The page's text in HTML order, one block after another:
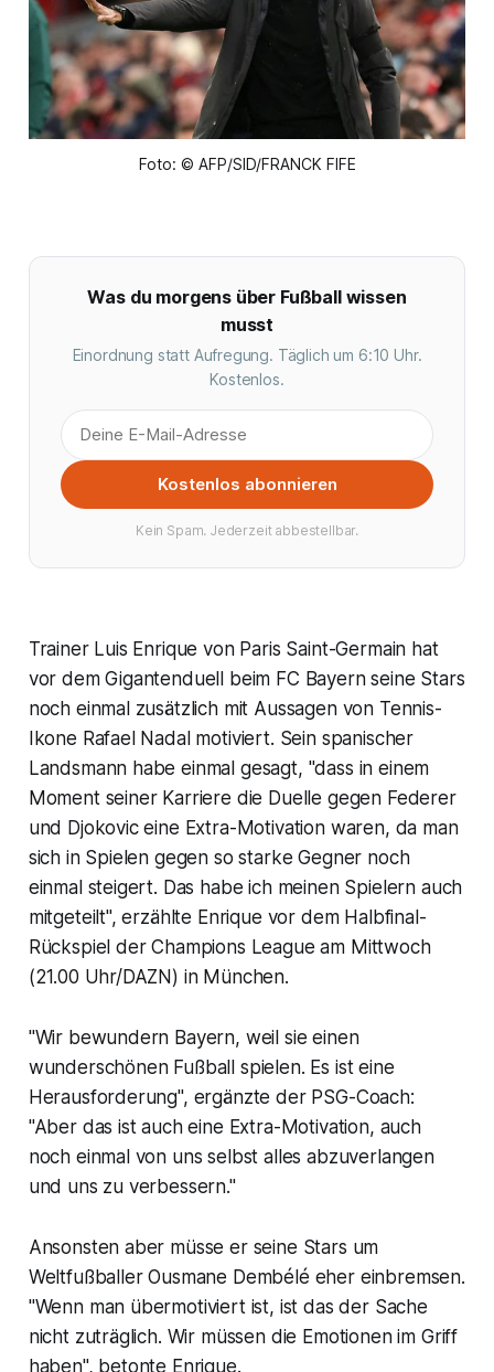
Foto: © AFP/SID/FRANCK FIFE
Was du morgens über Fußball wissen
musst
Einordnung statt Aufregung. Täglich um 6:10 Uhr.
Kostenlos.
Kostenlos abonnieren
Kein Spam. Jederzeit abbestellbar.
Trainer Luis Enrique von Paris Saint-Germain hat
vor dem Gigantenduell beim FC Bayern seine Stars
noch einmal zusätzlich mit Aussagen von Tennis-
Ikone Rafael Nadal motiviert. Sein spanischer
Landsmann habe einmal gesagt, "dass in einem
Moment seiner Karriere die Duelle gegen Federer
und Djokovic eine Extra-Motivation waren, da man
sich in Spielen gegen so starke Gegner noch
einmal steigert. Das habe ich meinen Spielern auch
mitgeteilt", erzählte Enrique vor dem Halbfinal-
Rückspiel der Champions League am Mittwoch
(21.00 Uhr/DAZN) in München.
"Wir bewundern Bayern, weil sie einen
wunderschönen Fußball spielen. Es ist eine
Herausforderung", ergänzte der PSG-Coach:
"Aber das ist auch eine Extra-Motivation, auch
noch einmal von uns selbst alles abzuverlangen
und uns zu verbessern."
Ansonsten aber müsse er seine Stars um
Weltfußballer Ousmane Dembélé eher einbremsen.
"Wenn man übermotiviert ist, ist das der Sache
nicht zuträglich. Wir müssen die Emotionen im Griff
haben", betonte Enrique.